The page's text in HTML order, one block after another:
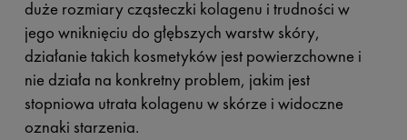
duże rozmiary cząsteczki kolagenu i trudności w
jego wniknięciu do głębszych warstw skóry,
działanie takich kosmetyków jest powierzchowne i
nie działa na konkretny problem, jakim jest
stopniowa utrata kolagenu w skórze i widoczne
oznaki starzenia.